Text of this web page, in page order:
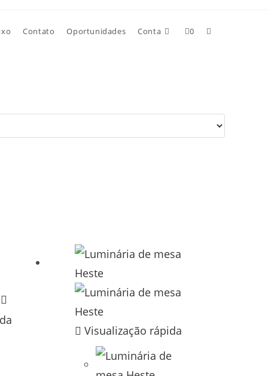
Contato Oportunidades Conta 0
Visualização rápida